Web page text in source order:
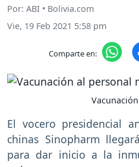
Por: ABI • Bolivia.com
Vie, 19 Feb 2021 5:58 pm
Comparte en:
El vocero presidencial
chinas Sinopharm
para dar inicio a la